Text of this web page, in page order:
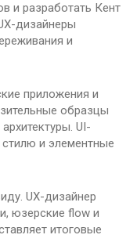
и разработать Кент
дизайнеры
и
приложения и
образцы
UI-
и элементные
UX-дизайнер
юзерские flow и
итоговые